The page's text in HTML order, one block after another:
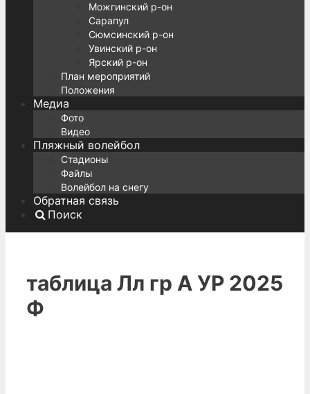
Можгинский р-он
Сарапул
Сюмсинский р-он
Увинский р-он
Ярский р-он
План мероприятий
Положения
Медиа
Фото
Видео
Пляжный волейбол
Стадионы
Файлы
Волейбол на снегу
Обратная связь
Поиск
таблица Лл гр А УР 2025
Ф